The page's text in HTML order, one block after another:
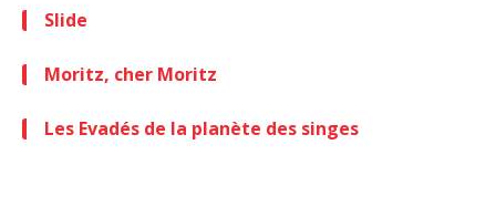
Slide
Moritz, cher Moritz
Les Evadés de la planète des singes